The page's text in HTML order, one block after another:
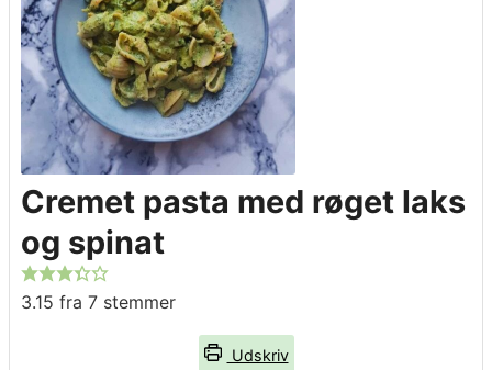
Cremet pasta med røget laks
og spinat
3.15 fra 7 stemmer
Udskriv